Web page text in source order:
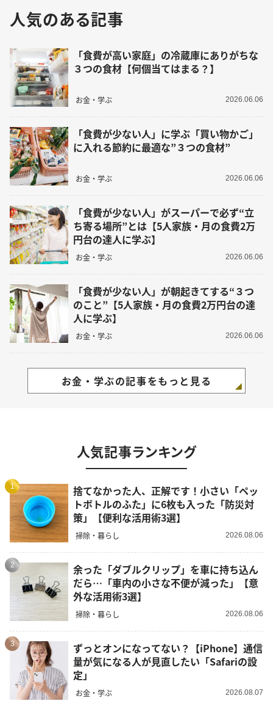
人気のある記事
「食費が高い家庭」の冷蔵庫にありがちな
３つの食材【何個当てはまる？】
お金・学ぶ 2026.06.06
「食費が少ない人」に学ぶ「買い物かご」
に入れる節約に最適な”３つの食材”
お金・学ぶ 2026.06.06
「食費が少ない人」がスーパーで必ず“立
ち寄る場所”とは【5人家族・月の食費2万
円台の達人に学ぶ】
お金・学ぶ 2026.06.06
「食費が少ない人」が朝起きてする“３つ
のこと”【5人家族・月の食費2万円台の達
人に学ぶ】
お金・学ぶ 2026.06.06
お金・学ぶの記事をもっと見る
人気記事ランキング
1
捨てなかった人、正解です！小さい「ペッ
トボトルのふた」に6枚も入った「防災対
策」【便利な活用術3選】
掃除・暮らし 2026.08.06
2
余った「ダブルクリップ」を車に持ち込ん
だら…「車内の小さな不便が減った」【意
外な活用術3選】
掃除・暮らし 2026.08.06
3
ずっとオンになってない？【iPhone】通信
量が気になる人が見直したい「Safariの設
定」
お金・学ぶ 2026.08.07